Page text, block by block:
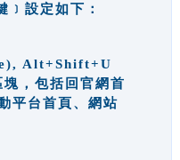
﹞設定如下：
Alt+Shift+U
，包括回官網首
平台首頁、網站